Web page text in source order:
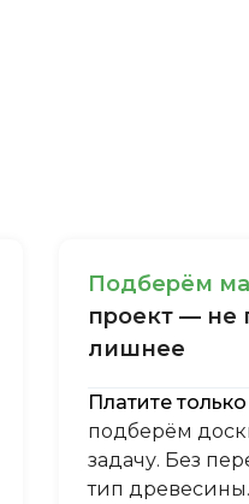
Пoдбepём
пpoeкт — нe
лишнee
Платите
подберём
задачу. Без
тип